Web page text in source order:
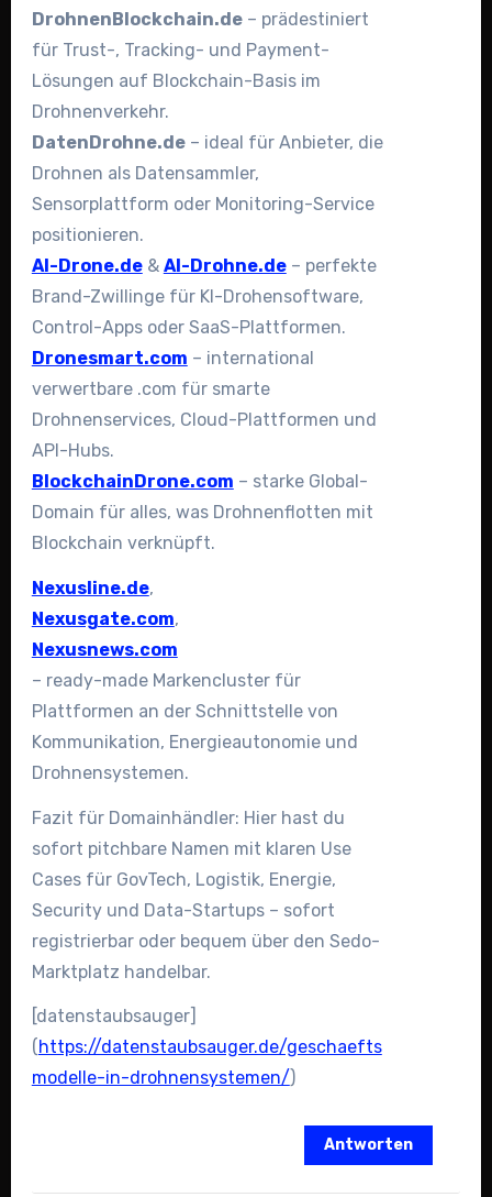
DrohnenBlockchain.de– prädestiniert
für Trust-, Tracking- und Payment-
Lösungen auf Blockchain-Basis im
Drohnenverkehr.
DatenDrohne.de– ideal für Anbieter, die
Drohnen als Datensammler,
Sensorplattform oder Monitoring-Service
positionieren.
AI-Drone.de& AI-Drohne.de– perfekte
Brand-Zwillinge für KI-Drohensoftware,
Control-Apps oder SaaS-Plattformen.
Dronesmart.com – international
verwertbare .com für smarte
Drohnenservices, Cloud-Plattformen und
API-Hubs.
BlockchainDrone.com – starke Global-
Domain für alles, was Drohnenflotten mit
Blockchain verknüpft.
Nexusline.de,
Nexusgate.com,
Nexusnews.com
– ready-made Markencluster für
Plattformen an der Schnittstelle von
Kommunikation, Energieautonomie und
Drohnensystemen.
Fazit für Domainhändler: Hier hast du
sofort pitchbare Namen mit klaren Use
Cases für GovTech, Logistik, Energie,
Security und Data-Startups – sofort
registrierbar oder bequem über den Sedo-
Marktplatz handelbar.
[datenstaubsauger]
( https://datenstaubsauger.de/geschaefts
modelle-in-drohnensystemen/)
Antworten